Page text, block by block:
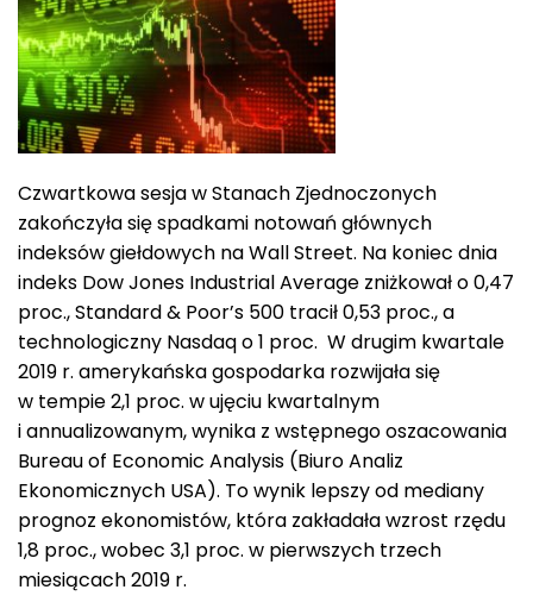
Czwartkowa sesja w Stanach Zjednoczonych
zakończyła się spadkami notowań głównych
indeksów giełdowych na Wall Street. Na koniec dnia
indeks Dow Jones Industrial Average zniżkował o 0,47
proc., Standard & Poor’s 500 tracił 0,53 proc., a
technologiczny Nasdaq o 1 proc. W drugim kwartale
2019 r. amerykańska gospodarka rozwijała się
w tempie 2,1 proc. w ujęciu kwartalnym
i annualizowanym, wynika z wstępnego oszacowania
Bureau of Economic Analysis (Biuro Analiz
Ekonomicznych USA). To wynik lepszy od mediany
prognoz ekonomistów, która zakładała wzrost rzędu
1,8 proc., wobec 3,1 proc. w pierwszych trzech
miesiącach 2019 r.